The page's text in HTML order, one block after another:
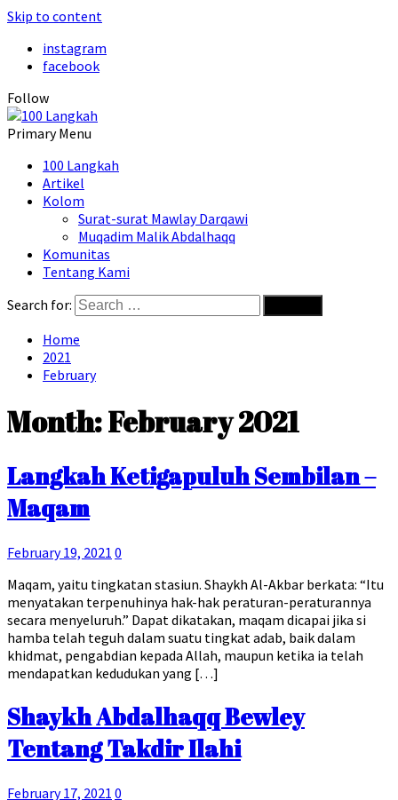
Skip to content
instagram
facebook
Follow
Primary Menu
100 Langkah
Artikel
Kolom
Surat-surat Mawlay Darqawi
Muqadim Malik Abdalhaqq
Komunitas
Tentang Kami
Search for:
Home
2021
February
Month:February 2021
Langkah Ketigapuluh Sembilan –
Maqam
February 19, 2021 0
Maqam, yaitu tingkatan stasiun. Shaykh Al-Akbar berkata: “Itu
menyatakan terpenuhinya hak-hak peraturan-peraturannya
secara menyeluruh.” Dapat dikatakan, maqam dicapai jika si
hamba telah teguh dalam suatu tingkat adab, baik dalam
khidmat, pengabdian kepada Allah, maupun ketika ia telah
mendapatkan kedudukan yang […]
Shaykh Abdalhaqq Bewley
Tentang Takdir Ilahi
February 17, 2021 0